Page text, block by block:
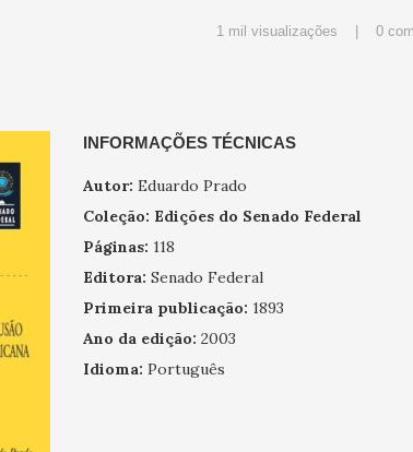
1 mil visualizações | 0
INFORMAÇÕES TÉCNICAS
Autor: Eduardo Prado
Coleção: Edições do Senado Federal
Páginas: 118
Editora: Senado Federal
Primeira publicação: 1893
Ano da edição: 2003
Idioma: Português